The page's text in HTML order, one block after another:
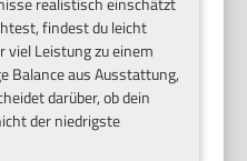
findest du leicht
viel Leistung zu einem
Balance aus Ausstattung,
darüber, ob dein
der niedrigste